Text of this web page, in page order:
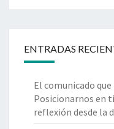
ENTRADAS
El comunicado
Posicionarnos en
reflexión desde la